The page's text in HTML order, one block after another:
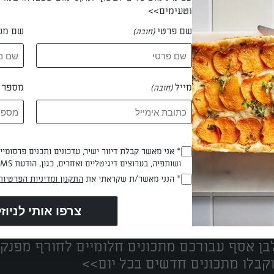
דורית מיינצר
הכי טעימים במקום אחד!
אסף עבורכם מתכונים חלומיים לחורף
מתכונים חדשים בכל יום>>
וטעימים>>
שם פרטי(חובה) שם
מייל(חובה) מספר
(חובה)
* אני מאשר קבלת דיוור ישיר, עדכונים ותכנים
ושותפיה, בערוצים דיגיטליים ואחרים, כגון, הודעת SMS וואטסאפ, מייל
(חובה)
* הנני מאשר/ת שקראתי את התקנון ומדיניות